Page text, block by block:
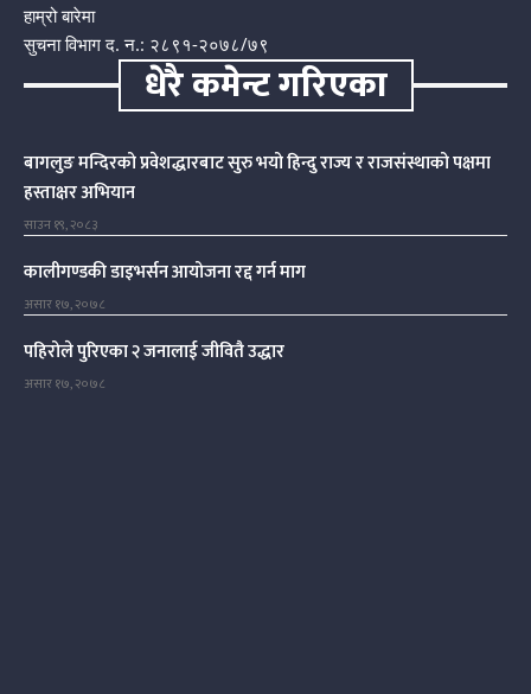
हाम्रो बारेमा
सुचना विभाग द. न.: २८९१-२०७८/७९
धेरै कमेन्ट गरिएका
बागलुङ मन्दिरको प्रवेशद्धारबाट सुरु भयो हिन्दु राज्य र राजसंस्थाको पक्षमा
हस्ताक्षर अभियान
साउन १९, २०८३
कालीगण्डकी डाइभर्सन आयोजना रद्द गर्न माग
असार १७, २०७८
पहिरोले पुरिएका २ जनालाई जीवितै उद्धार
असार १७, २०७८